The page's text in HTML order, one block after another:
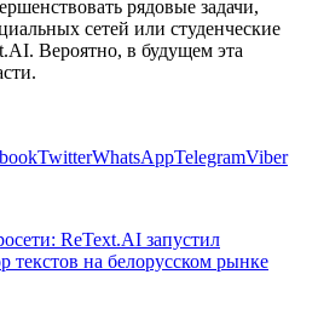
рядовые задачи,
сетей или студенческие
Вероятно, в будущем эта
TwitterWhatsAppTelegramViber
ReText.AI запустил
текстов на белорусском рынке